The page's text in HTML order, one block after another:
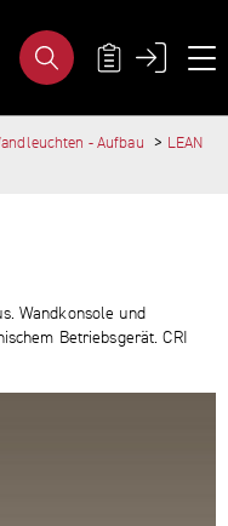
AG
- Aufbau
LEAN
Wandkonsole und
Betriebsgerät. CRI